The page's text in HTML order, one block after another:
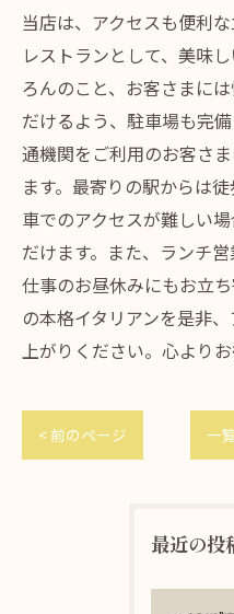
当店は、アクセスも便利
レストランとして、美味
ろんのこと、お客さまに
だけるよう、駐車場も完
通機関をご利用のお客さ
ます。最寄りの駅からは
車でのアクセスが難しい
だけます。また、ランチ
仕事のお昼休みにもお立
の本格イタリアンを是非
上がりください。心よりお
< 前のページ 一
最近の投